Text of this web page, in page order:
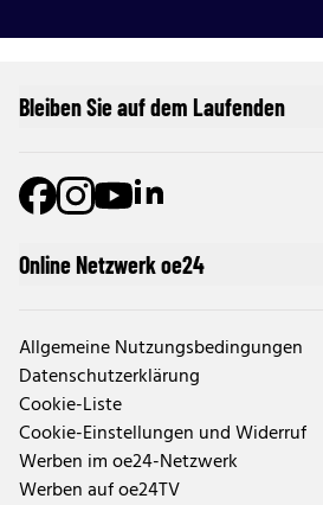
Online Netzwerk oe24
Allgemeine Nutzungsbedingungen
Datenschutzerklärung
Cookie-Liste
Cookie-Einstellungen und Widerruf
Werben im oe24-Netzwerk
Werben auf oe24TV
Bleiben Sie auf dem Laufenden